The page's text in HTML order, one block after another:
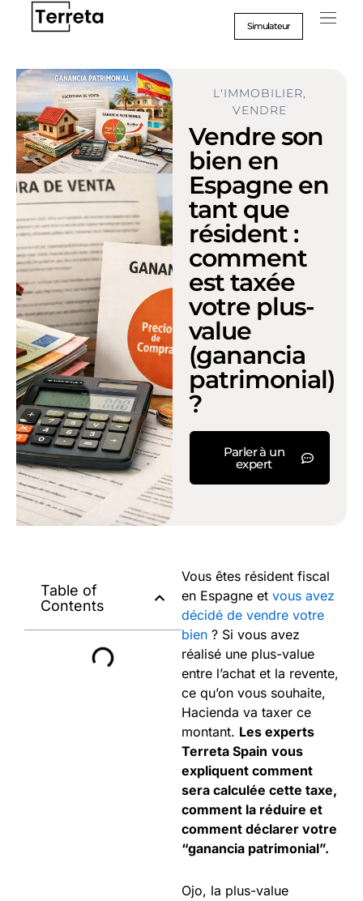
Simulateur
L'IMMOBILIER,
VENDRE
Vendre son
bien en
Espagne en
tant que
résident :
comment
est taxée
votre plus-
value
(ganancia
patrimonial)
?
Parler à un
expert
Table of
Contents
Vous êtes résident fiscal
en Espagne et vous avez
décidé de vendre votre
bien ? Si vous avez
réalisé une plus-value
entre l’achat et la revente,
ce qu’on vous souhaite,
Hacienda va taxer ce
montant. Les experts
Terreta Spain vous
expliquent comment
sera calculée cette taxe,
comment la réduire et
comment déclarer votre
“ganancia patrimonial”.
Ojo, la plus-value